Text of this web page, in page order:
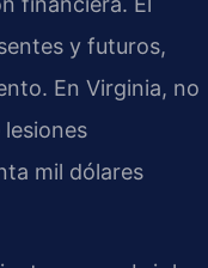
y futuros,
En Virginia, no
mil dólares